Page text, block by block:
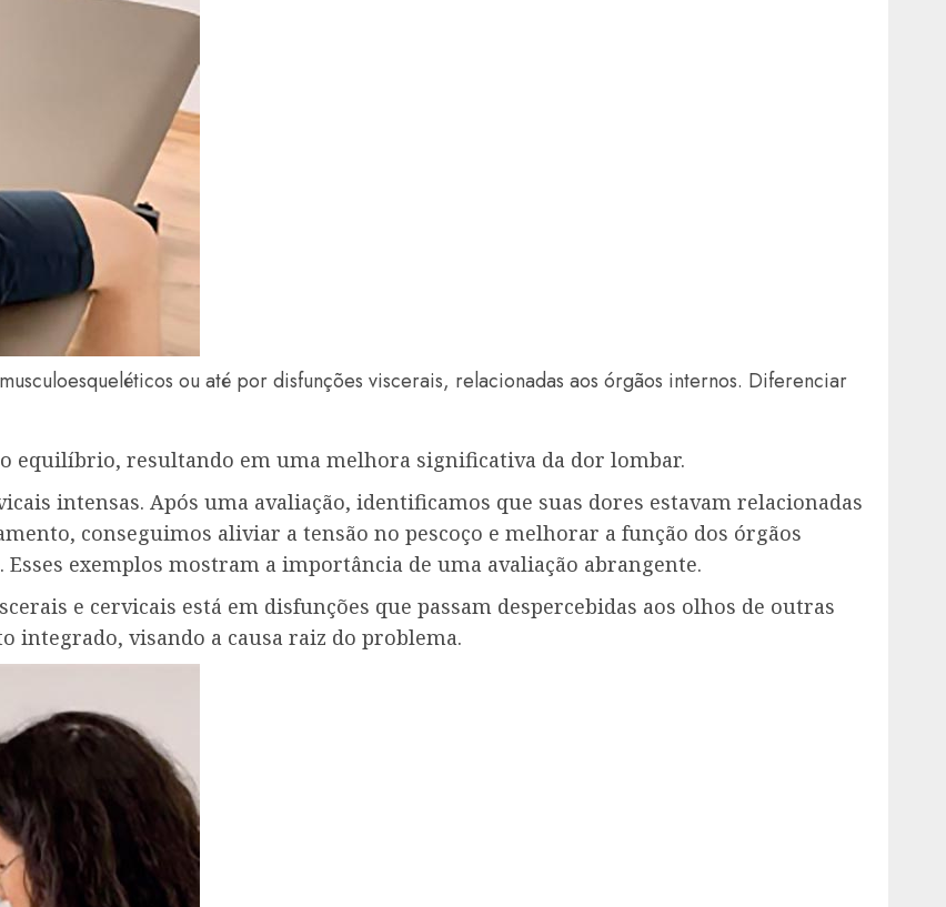
ou até por disfunções viscerais, relacionadas aos órgãos internos. Diferenciar
equilíbrio, resultando em uma melhora significativa da dor lombar.
intensas. Após uma avaliação, identificamos que suas dores estavam relacionadas
conseguimos aliviar a tensão no pescoço e melhorar a função dos órgãos
exemplos mostram a importância de uma avaliação abrangente.
e cervicais está em disfunções que passam despercebidas aos olhos de outras
integrado, visando a causa raiz do problema.